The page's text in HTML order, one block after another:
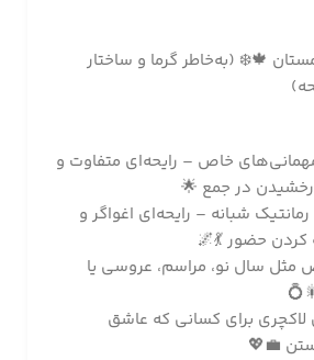
🍁❄️ (به‌خاطر گرما و ساختار
خاص – رایحه‌ای متفاوت و
در جمع 🌟
شبانه – رایحه‌ای اغواگر و
حضور 💃🌌
سال نو، مراسم، عروسی یا
لاکچری برای کسانی که عاشق
💼💖